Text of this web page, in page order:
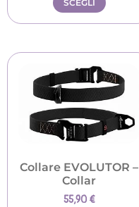
SCEGLI
Collare EVOLUTOR –
Collar
55,90 €